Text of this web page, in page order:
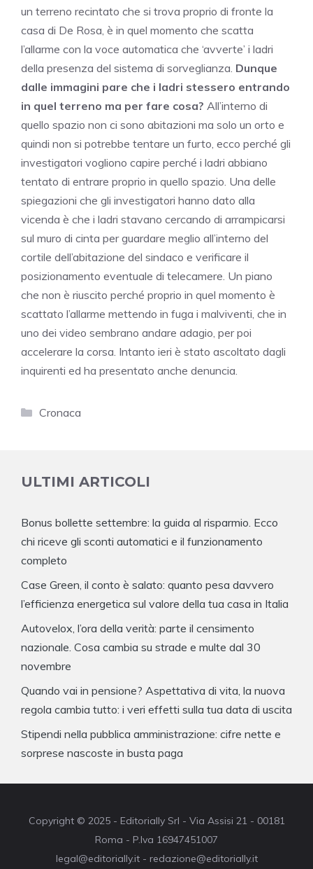
un terreno recintato che si trova proprio di fronte la
casa di De Rosa, è in quel momento che scatta
l’allarme con la voce automatica che ‘avverte’ i ladri
della presenza del sistema di sorveglianza. Dunque
dalle immagini pare che i ladri stessero entrando
in quel terreno ma per fare cosa? All’interno di
quello spazio non ci sono abitazioni ma solo un orto e
quindi non si potrebbe tentare un furto, ecco perché gli
investigatori vogliono capire perché i ladri abbiano
tentato di entrare proprio in quello spazio. Una delle
spiegazioni che gli investigatori hanno dato alla
vicenda è che i ladri stavano cercando di arrampicarsi
sul muro di cinta per guardare meglio all’interno del
cortile dell’abitazione del sindaco e verificare il
posizionamento eventuale di telecamere. Un piano
che non è riuscito perché proprio in quel momento è
scattato l’allarme mettendo in fuga i malviventi, che in
uno dei video sembrano andare adagio, per poi
accelerare la corsa. Intanto ieri è stato ascoltato dagli
inquirenti ed ha presentato anche denuncia.
Categorie
Cronaca
ULTIMI ARTICOLI
Bonus bollette settembre: la guida al risparmio. Ecco
chi riceve gli sconti automatici e il funzionamento
completo
Case Green, il conto è salato: quanto pesa davvero
l’efficienza energetica sul valore della tua casa in Italia
Autovelox, l’ora della verità: parte il censimento
nazionale. Cosa cambia su strade e multe dal 30
novembre
Quando vai in pensione? Aspettativa di vita, la nuova
regola cambia tutto: i veri effetti sulla tua data di uscita
Stipendi nella pubblica amministrazione: cifre nette e
sorprese nascoste in busta paga
Copyright © 2025 - Editorially Srl - Via Assisi 21 - 00181
Roma - P.Iva 16947451007
legal@editorially.it - redazione@editorially.it